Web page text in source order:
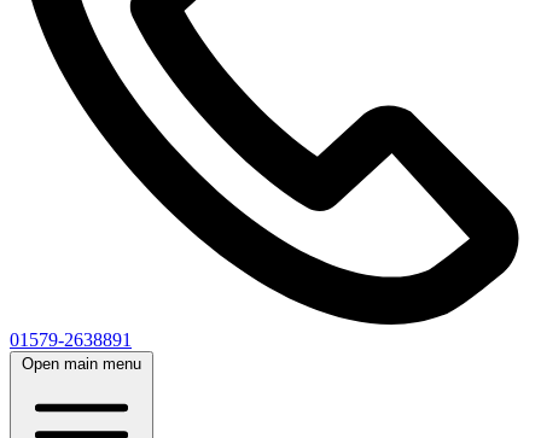
01579-2638891
Open main menu